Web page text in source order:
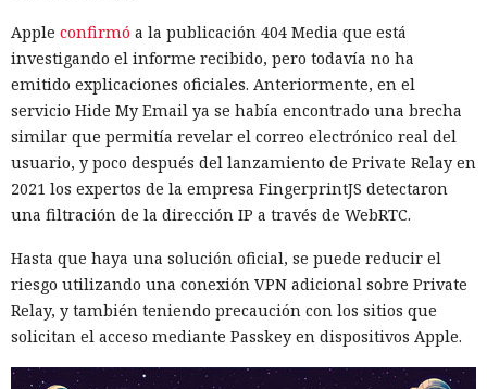
Apple confirmó a la publicación 404 Media que está
investigando el informe recibido, pero todavía no ha
emitido explicaciones oficiales. Anteriormente, en el
servicio Hide My Email ya se había encontrado una brecha
similar que permitía revelar el correo electrónico real del
usuario, y poco después del lanzamiento de Private Relay en
2021 los expertos de la empresa FingerprintJS detectaron
una filtración de la dirección IP a través de WebRTC.
Hasta que haya una solución oficial, se puede reducir el
riesgo utilizando una conexión VPN adicional sobre Private
Relay, y también teniendo precaución con los sitios que
solicitan el acceso mediante Passkey en dispositivos Apple.